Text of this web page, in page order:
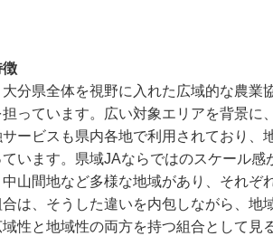
分県全体を視野に入れた広域的な農業
っています。広い対象エリアを背景に
ービスも県内各地で利用されており、
います。県域JAならではのスケール感
山間地など多様な地域があり、それぞ
は、そうした違いを内包しながら、地
性と地域性の両方を持つ組合として見